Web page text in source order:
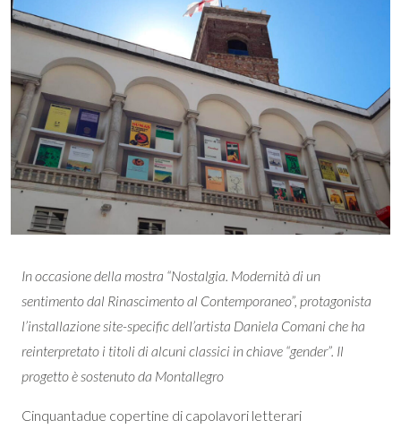
In occasione della mostra “Nostalgia. Modernità di un
sentimento dal Rinascimento al Contemporaneo”, protagonista
l’installazione site-specific dell’artista Daniela Comani che ha
reinterpretato i titoli di alcuni classici in chiave “gender”. Il
progetto è sostenuto da Montallegro
Cinquantadue copertine di capolavori letterari